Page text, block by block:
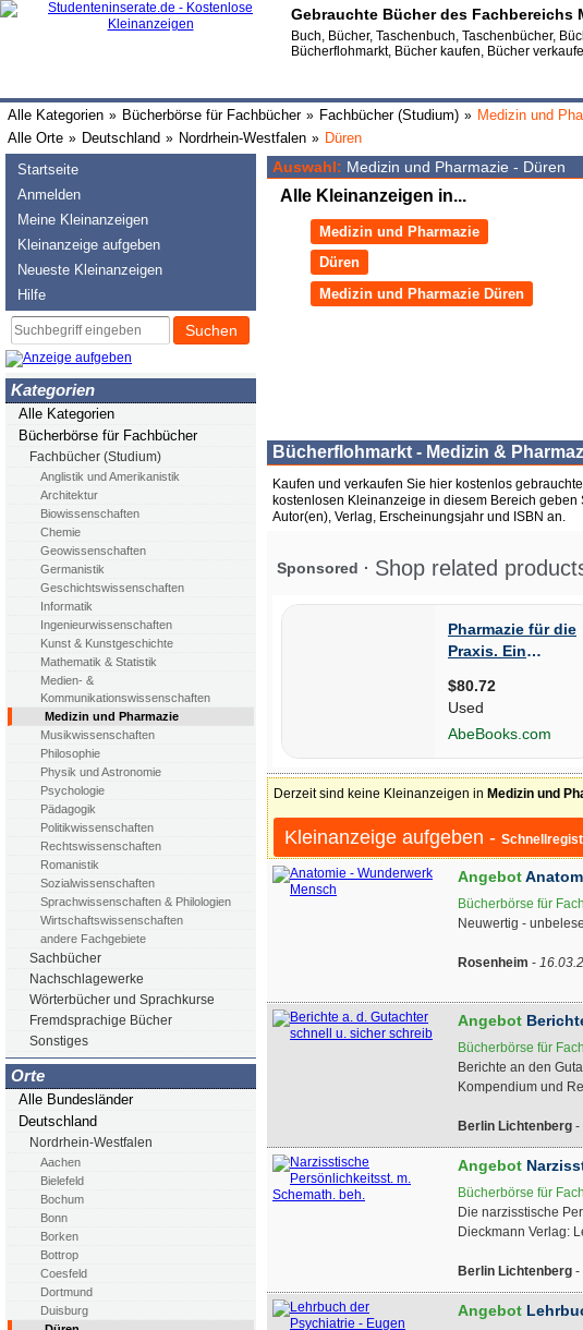
Gebrauchte Bücher des Fachbereichs
Buch, Bücher, Taschenbuch, Taschenbücher,
Bücherflohmarkt, Bücher kaufen, Bücher
Alle Kategorien » Bücherbörse für Fachbücher » Fachbücher (Studium) » Medizin und
Alle Orte » Deutschland » Nordrhein-Westfalen » Düren
Startseite
Anmelden
Meine Kleinanzeigen
Kleinanzeige aufgeben
Neueste Kleinanzeigen
Hilfe
Suchen
Kategorien
Alle Kategorien
Bücherbörse für Fachbücher
Fachbücher (Studium)
Anglistik und Amerikanistik
Architektur
Biowissenschaften
Chemie
Geowissenschaften
Germanistik
Geschichtswissenschaften
Informatik
Ingenieurwissenschaften
Kunst & Kunstgeschichte
Mathematik & Statistik
Medien- &
Kommunikationswissenschaften
Medizin und Pharmazie
Musikwissenschaften
Philosophie
Physik und Astronomie
Psychologie
Pädagogik
Politikwissenschaften
Rechtswissenschaften
Romanistik
Sozialwissenschaften
Sprachwissenschaften & Philologien
Wirtschaftswissenschaften
andere Fachgebiete
Sachbücher
Nachschlagewerke
Wörterbücher und Sprachkurse
Fremdsprachige Bücher
Sonstiges
Orte
Alle Bundesländer
Deutschland
Nordrhein-Westfalen
Aachen
Bielefeld
Bochum
Bonn
Borken
Bottrop
Coesfeld
Dortmund
Duisburg
Auswahl: Medizin und Pharmazie - Düren
Alle Kleinanzeigen in...
Medizin und Pharmazie
Düren
Medizin und Pharmazie Düren
Bücherflohmarkt - Medizin &
Kaufen und verkaufen Sie hier kostenlos
kostenlosen Kleinanzeige in diesem Bereich
Autor(en), Verlag, Erscheinungsjahr und ISBN an.
Derzeit sind keine Kleinanzeigen in Medizin und
Kleinanzeige aufgeben -
Angebot
Bücherbörse für
Neuwertig -
Rosenheim -
Angebot
Bücherbörse für
Berichte an den
Kompendium und
Berlin Lichtenberg -
Angebot
Bücherbörse für
Die narzisstische
Dieckmann Verlag:
Berlin Lichtenberg -
Angebot